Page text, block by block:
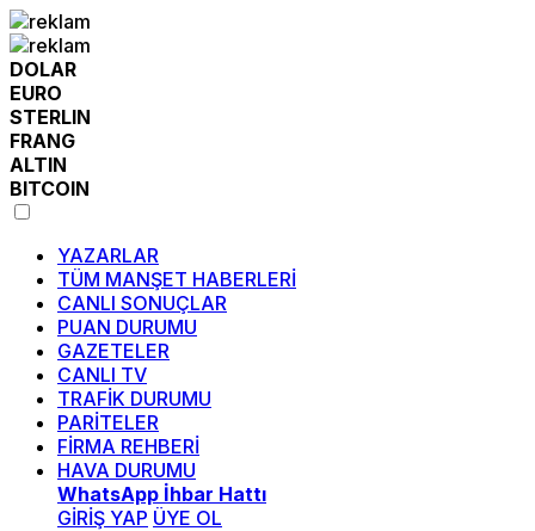
DOLAR
EURO
STERLIN
FRANG
ALTIN
BITCOIN
YAZARLAR
TÜM MANŞET HABERLERİ
CANLI SONUÇLAR
PUAN DURUMU
GAZETELER
CANLI TV
TRAFİK DURUMU
PARİTELER
FİRMA REHBERİ
HAVA DURUMU
WhatsApp İhbar Hattı
GİRİŞ YAP ÜYE OL